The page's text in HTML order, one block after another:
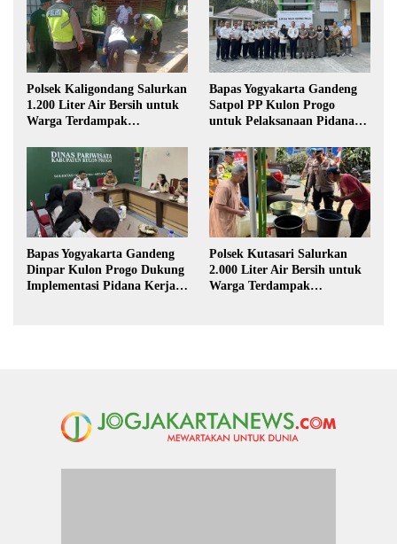
Polsek Kaligondang Salurkan
1.200 Liter Air Bersih untuk
Warga Terdampak
Bapas Yogyakarta Gandeng
Satpol PP Kulon Progo
untuk Pelaksanaan Pidana
Bapas Yogyakarta Gandeng
Dinpar Kulon Progo Dukung
Implementasi Pidana Kerja
Polsek Kutasari Salurkan
2.000 Liter Air Bersih untuk
Warga Terdampak